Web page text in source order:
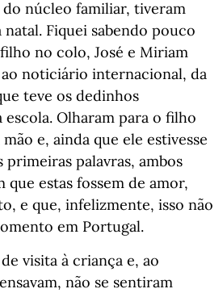
núcleo familiar, tiveram
natal. Fiquei sabendo pouco
no colo, José e Miriam
noticiário internacional, da
teve os dedinhos
escola. Olharam para o filho
e, ainda que ele estivesse
palavras, ambos
que estas fossem de amor,
e que, infelizmente, isso não
em Portugal.
visita à criança e, ao
não se sentiram